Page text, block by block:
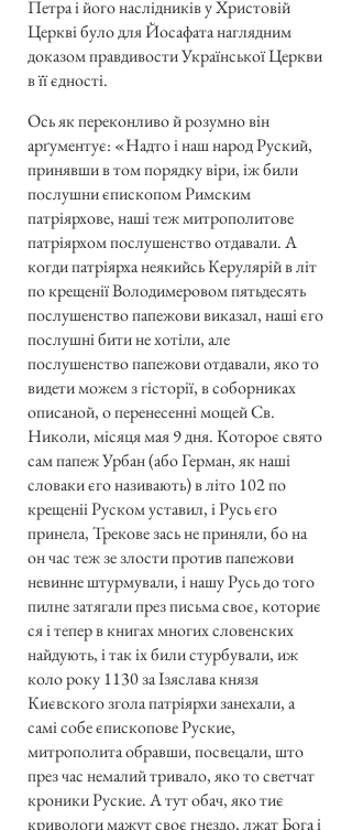
Петра і його наслідників у Христовій
Церкві було для Йосафата наглядним
доказом правдивости Української Церкви
в її єдності.
Ось як переконливо й розумно він
арґументує: «Надто і наш народ Руский,
принявши в том порядку віри, іж били
послушни єпископом Римским
патріярхове, наші теж митрополитове
патріярхом послушенство отдавали. А
когди патріярха неякийсь Керулярій в літ
по крещенії Володимеровом пятьдесять
послушенство папежови виказал, наші єго
послушні бити не хотіли, але
послушенство папежови отдавали, яко то
видети можем з гісторії, в соборниках
описаной, о перенесенні мощей Св.
Николи, місяця мая 9 дня. Котороє свято
сам папеж Урбан (або Герман, як наші
словаки єго називають) в літо 102 по
крещеніі Руском уставил, і Русь єго
принела, Трекове зась не приняли, бо на
он час теж зе злости против папежови
невинне штурмували, і нашу Русь до того
пилне затягали през письма своє, коториє
ся і тепер в книгах многих словенских
найдують, і так іх били стурбували, иж
коло року 1130 за Ізяслава князя
Києвского згола патріярхи занехали, а
самі собе єпископове Руские,
митрополита обравши, посвецали, што
през час немалий тривало, яко то светчат
кроники Руские. А тут обач, яко тиє
кривологи мажут своє гнездо, лжат Бога і